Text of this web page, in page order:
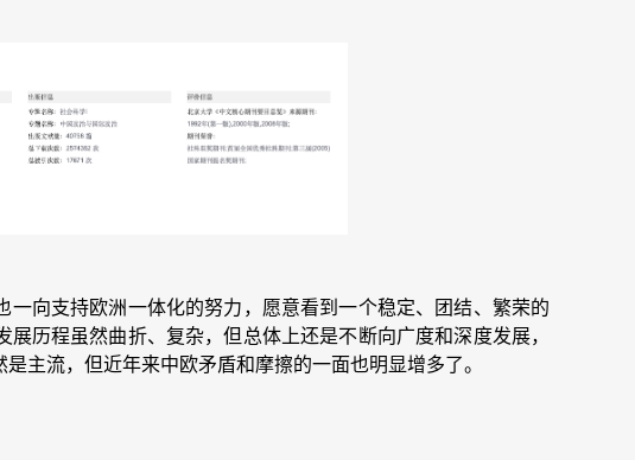
一向支持欧洲一体化的努力，愿意看到一个稳定、团结、繁荣的
历程虽然曲折、复杂，但总体上还是不断向广度和深度发展，
主流，但近年来中欧矛盾和摩擦的一面也明显增多了。